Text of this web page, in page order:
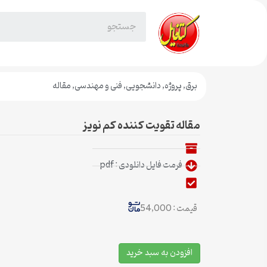
برق,پروژه,دانشجویی,فنی و مهندسی,مقاله
مقاله تقویت کننده کم نویز
فرمت فایل دانلودی : pdf
قیمت : 54,000
افزودن به سبد خرید